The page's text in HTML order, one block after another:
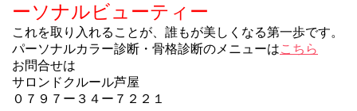
ーソナルビューティー
これを取り入れることが、誰もが美しくなる第一歩です。
パーソナルカラー診断・骨格診断のメニューはこちら
お問合せは
サロンドクルール芦屋
０７９７ー３４ー７２２１